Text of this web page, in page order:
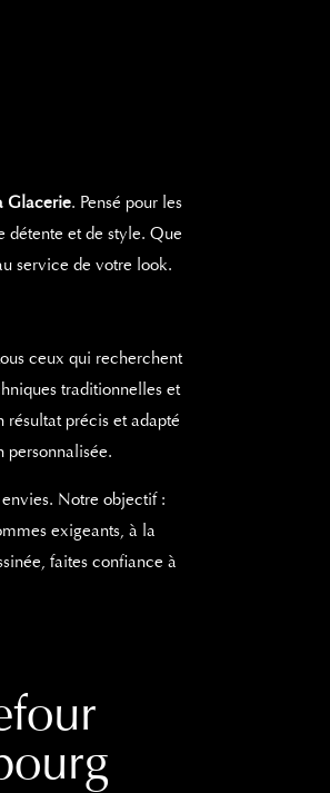
Glacerie. Pensé pour les
détente et de style. Que
service de votre look.
ceux qui recherchent
traditionnelles et
résultat précis et adapté
personnalisée.
Notre objectif :
exigeants, à la
faites confiance à